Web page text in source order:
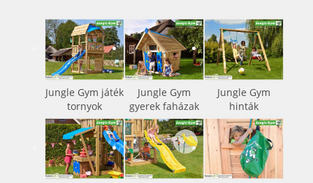
Jungle Gym játék
tornyok
Jungle Gym
gyerek faházak
Jungle Gym
hinták